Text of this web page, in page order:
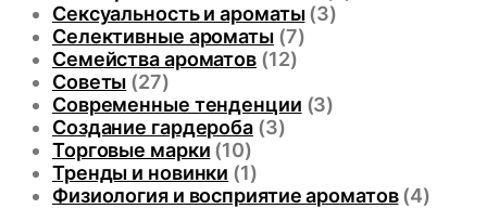
Сексуальность и ароматы(3)
Селективные ароматы(7)
Семейства ароматов(12)
Советы (27)
Современные тенденции (3)
Создание гардероба(3)
Торговые марки (10)
Тренды и новинки (1)
Физиология и восприятие ароматов(4)